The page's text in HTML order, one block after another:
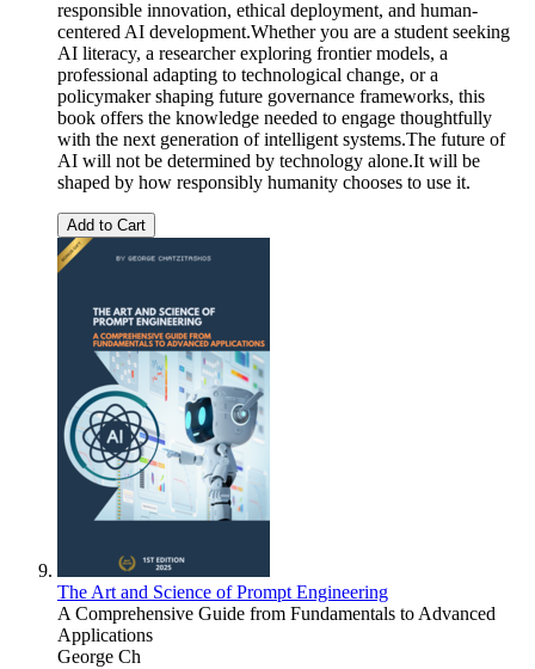
responsible innovation, ethical deployment, and human-
centered AI development.Whether you are a student seeking
AI literacy, a researcher exploring frontier models, a
professional adapting to technological change, or a
policymaker shaping future governance frameworks, this
book offers the knowledge needed to engage thoughtfully
with the next generation of intelligent systems.The future of
AI will not be determined by technology alone.It will be
shaped by how responsibly humanity chooses to use it.
Add to Cart
The Art and Science of Prompt Engineering
A Comprehensive Guide from Fundamentals to Advanced
Applications
George Ch